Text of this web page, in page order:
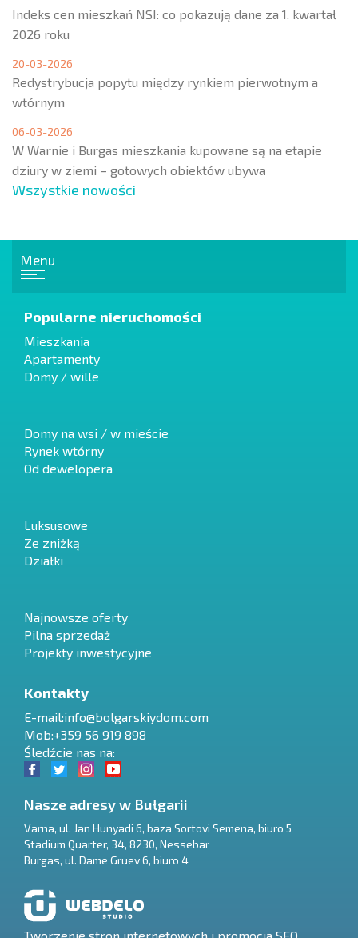
$
Indeks cen mieszkań NSI: co pokazują dane za 1. kwartał
2026 roku
20-03-2026
Redystrybucja popytu między rynkiem pierwotnym a
wtórnym
06-03-2026
W Warnie i Burgas mieszkania kupowane są na etapie
dziury w ziemi – gotowych obiektów ubywa
Wszystkie nowości
Menu
Popularne nieruchomości
Mieszkania
Apartamenty
Domy / wille
Domy na wsi / w mieście
Rynek wtórny
Od dewelopera
Luksusowe
Ze zniżką
Działki
Najnowsze oferty
Pilna sprzedaż
Projekty inwestycyjne
Kontakty
E-mail:info@bolgarskiydom.com
Mob:+359 56 919 898
Śledźcie nas na:
Nasze adresy w Bułgarii
Varna, ul. Jan Hunyadi 6, baza Sortovi Semena, biuro 5
Stadium Quarter, 34, 8230, Nessebar
Burgas, ul. Dame Gruev 6, biuro 4
Tworzenie stron internetowych i promocja SEO